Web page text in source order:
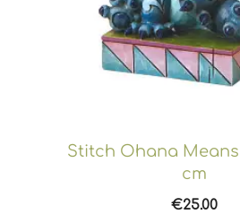
Stitch Ohana Means
cm
€25.00